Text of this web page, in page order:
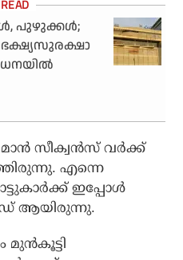
പുഴുക്കള്‍;
സീക്വൻസ് വർക്ക്
എന്നെ
ഇപ്പോൾ
ആയിരുന്നു.
മുൻകൂട്ടി